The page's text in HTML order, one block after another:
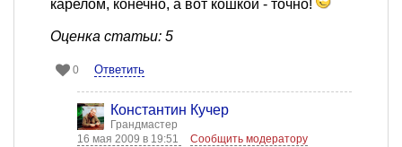
карелом, конечно, а вот кошкой - точно!
Оценка статьи: 5
0 Ответить
Константин Кучер
Грандмастер
16 мая 2009 в 19:51
Сообщить модератору